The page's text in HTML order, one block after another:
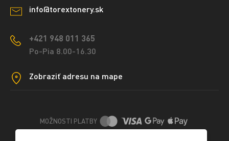
info@torextonery.sk
+421 948 011 365
Po-Pia 8.00-16.30
Zobraziť adresu na mape
MOŽNOSTI PLATBY